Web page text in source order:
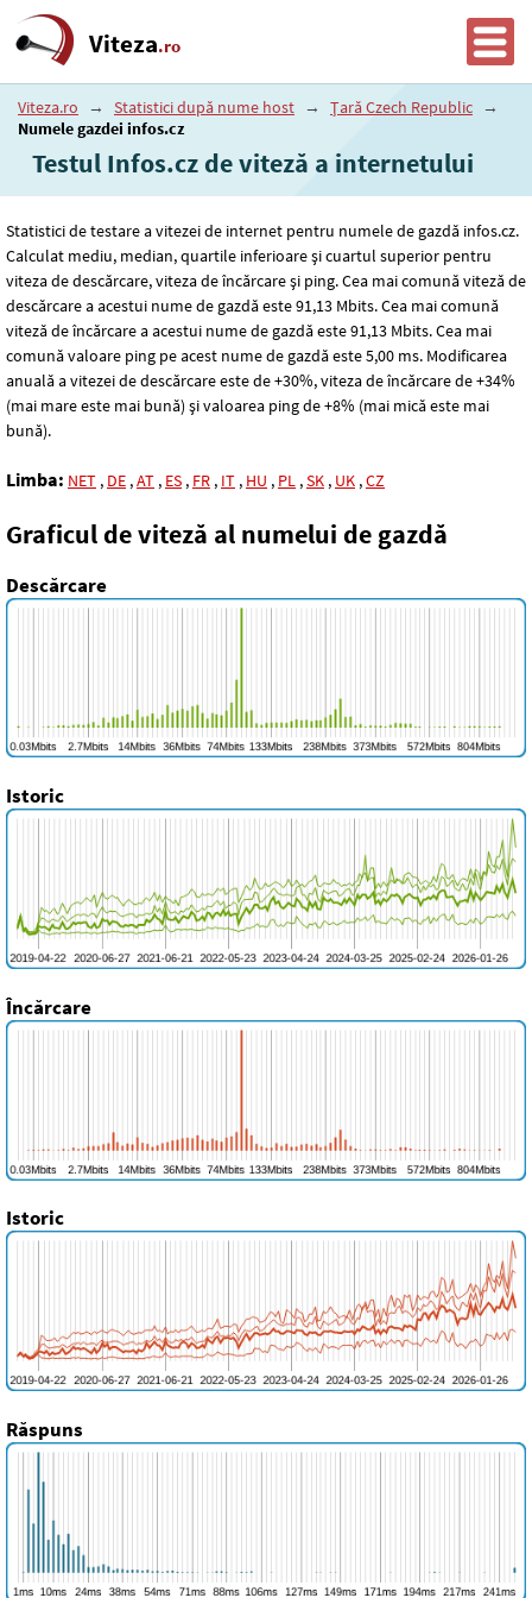
Viteza.ro
Viteza.ro → Statistici după nume host → Țară Czech Republic →
Numele gazdei infos.cz
Testul Infos.cz de viteză a internetului
Statistici de testare a vitezei de internet pentru numele de gazdă infos.cz.
Calculat mediu, median, quartile inferioare și cuartul superior pentru
viteza de descărcare, viteza de încărcare și ping. Cea mai comună viteză de
descărcare a acestui nume de gazdă este 91,13 Mbits. Cea mai comună
viteză de încărcare a acestui nume de gazdă este 91,13 Mbits. Cea mai
comună valoare ping pe acest nume de gazdă este 5,00 ms. Modificarea
anuală a vitezei de descărcare este de +30%, viteza de încărcare de +34%
(mai mare este mai bună) și valoarea ping de +8% (mai mică este mai
bună).
Limba: NET , DE ,AT , ES , FR , IT , HU , PL ,SK , UK ,CZ
Graficul de viteză al numelui de gazdă
Descărcare
Istoric
Încărcare
Istoric
Răspuns